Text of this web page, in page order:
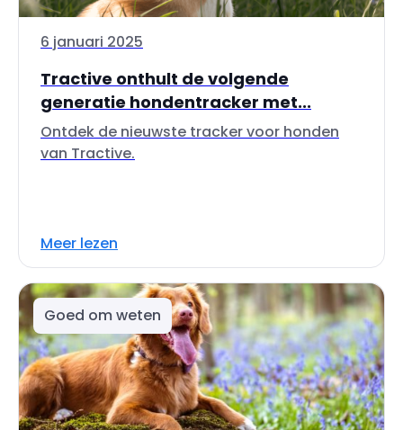
6 januari 2025
Tractive onthult de volgende
generatie hondentracker met...
Ontdek de nieuwste tracker voor honden
van Tractive.
Meer lezen
Goed om weten